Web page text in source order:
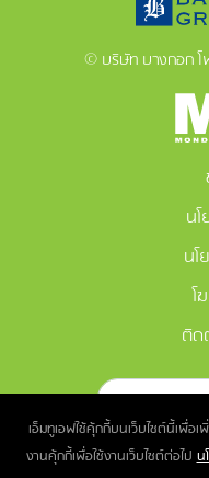
เอ็มทูเอฟใช้คุ้กกี้บนเว็บไซต์นี้เพื่อ
งานคุ้กกี้เพื่อใช้งานเว็บไซต์ต่อไปน
© บริษัท บางกอก โ
นโ
นโ
โ
ติด